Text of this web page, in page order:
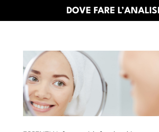
DOVE FARE L’ANALISI